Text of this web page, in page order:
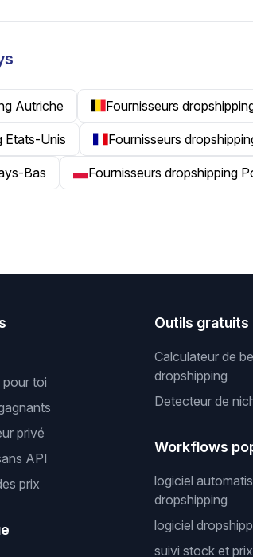
Autriche Fournisseurs
Etats-Unis Fournisseurs
Bas Fournisseurs dropshipping
pour toi
privé
API
prix
Outils gratuits
Calculateur de
dropshipping
Detecteur de
Workflows
logiciel
dropshipping
logiciel
suivi stock et prix